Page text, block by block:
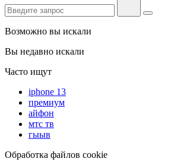
Возможно вы искали
Вы недавно искали
Часто ищут
iphone 13
премиум
айфон
мтс тв
гыыв
Обработка файлов cookie